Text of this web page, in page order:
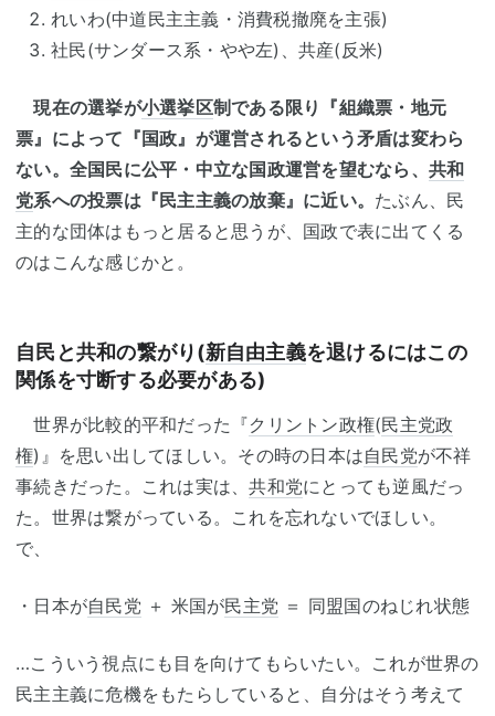
れいわ(中道民主主義・消費税撤廃を主張)
社民(サンダース系・やや左)、共産(反米)
現在の選挙が小選挙区制である限り『組織票・地元
票』によって『国政』が運営されるという矛盾は変わら
ない。全国民に公平・中立な国政運営を望むなら、 共和
党系への投票は『民主主義の放棄』に近い。 たぶん、民
主的な団体はもっと居ると思うが、国政で表に出てくる
のはこんな感じかと。
自民と共和の繋がり(新自由主義を退けるにはこの
関係を寸断する必要がある)
世界が比較的平和だった『クリントン政権(民主党政
権)』を思い出してほしい。その時の日本は自民党が不祥
事続きだった。これは実は、共和党にとっても逆風だっ
た。世界は繋がっている。これを忘れないでほしい。
で、
・日本が自民党 ＋ 米国が民主党 ＝ 同盟国のねじれ状態
…こういう視点にも目を向けてもらいたい。これが世界の
民主主義に危機をもたらしていると、自分はそう考えて